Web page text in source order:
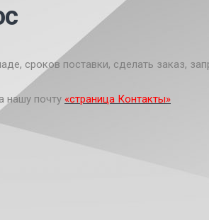
сроков поставки, сделать заказ,
нашу почту «страница Контакты»